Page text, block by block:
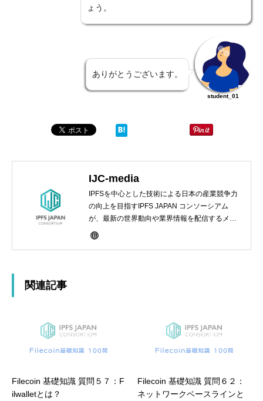
ょう。
ありがとうございます。
student_01
IJC-media
IPFSを中心とした技術による日本の産業競争力
の向上を目指すIPFS JAPAN コンソーシアム
が、最新の世界動向や業界情報を配信するメデ
ィアサイト
関連記事
Filecoin 基礎知識 質問５７：F
ilwalletとは？
Filecoin 基礎知識 質問６２：
ネットワークベースラインと